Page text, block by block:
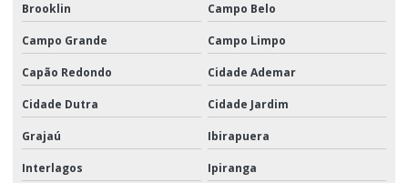
Serviços logísticos
Serviços de montagem de kits promocionais
Soluções logísticas para campanhas de marketing
Soluções logísticas para campanhas promocionais
Transporte aéreo de carga
Brooklin Campo Belo
Campo Grande Campo Limpo
Capão Redondo Cidade Ademar
Cidade Dutra Cidade Jardim
Grajaú Ibirapuera
Interlagos Ipiranga